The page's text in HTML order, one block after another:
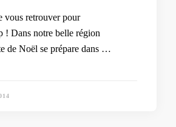
vous retrouver pour
! Dans notre belle région
de Noël se prépare dans …